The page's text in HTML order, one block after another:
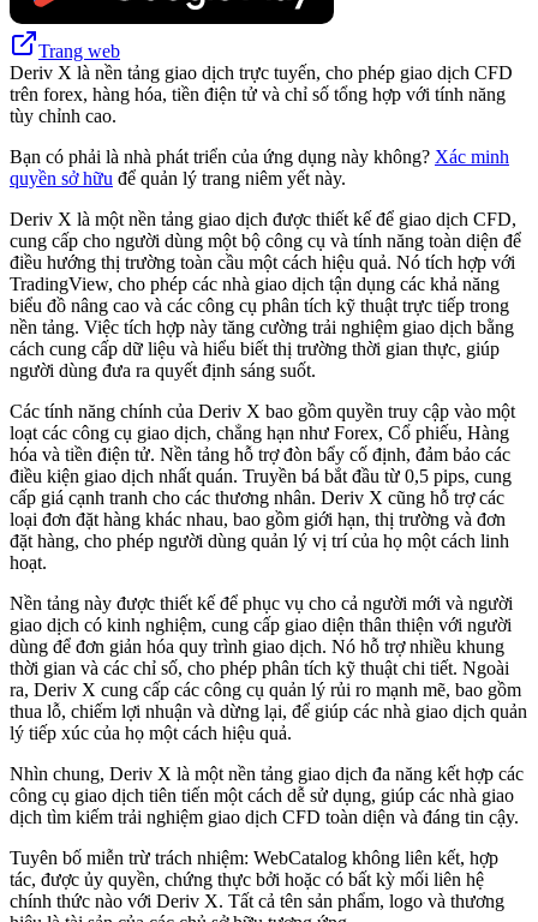
Trang web
Deriv X là nền tảng giao dịch trực tuyến, cho phép giao dịch CFD
trên forex, hàng hóa, tiền điện tử và chỉ số tổng hợp với tính năng
tùy chỉnh cao.
Bạn có phải là nhà phát triển của ứng dụng này không? Xác minh
quyền sở hữu để quản lý trang niêm yết này.
Deriv X là một nền tảng giao dịch được thiết kế để giao dịch CFD,
cung cấp cho người dùng một bộ công cụ và tính năng toàn diện để
điều hướng thị trường toàn cầu một cách hiệu quả. Nó tích hợp với
TradingView, cho phép các nhà giao dịch tận dụng các khả năng
biểu đồ nâng cao và các công cụ phân tích kỹ thuật trực tiếp trong
nền tảng. Việc tích hợp này tăng cường trải nghiệm giao dịch bằng
cách cung cấp dữ liệu và hiểu biết thị trường thời gian thực, giúp
người dùng đưa ra quyết định sáng suốt.
Các tính năng chính của Deriv X bao gồm quyền truy cập vào một
loạt các công cụ giao dịch, chẳng hạn như Forex, Cổ phiếu, Hàng
hóa và tiền điện tử. Nền tảng hỗ trợ đòn bẩy cố định, đảm bảo các
điều kiện giao dịch nhất quán. Truyền bá bắt đầu từ 0,5 pips, cung
cấp giá cạnh tranh cho các thương nhân. Deriv X cũng hỗ trợ các
loại đơn đặt hàng khác nhau, bao gồm giới hạn, thị trường và đơn
đặt hàng, cho phép người dùng quản lý vị trí của họ một cách linh
hoạt.
Nền tảng này được thiết kế để phục vụ cho cả người mới và người
giao dịch có kinh nghiệm, cung cấp giao diện thân thiện với người
dùng để đơn giản hóa quy trình giao dịch. Nó hỗ trợ nhiều khung
thời gian và các chỉ số, cho phép phân tích kỹ thuật chi tiết. Ngoài
ra, Deriv X cung cấp các công cụ quản lý rủi ro mạnh mẽ, bao gồm
thua lỗ, chiếm lợi nhuận và dừng lại, để giúp các nhà giao dịch quản
lý tiếp xúc của họ một cách hiệu quả.
Nhìn chung, Deriv X là một nền tảng giao dịch đa năng kết hợp các
công cụ giao dịch tiên tiến một cách dễ sử dụng, giúp các nhà giao
dịch tìm kiếm trải nghiệm giao dịch CFD toàn diện và đáng tin cậy.
Tuyên bố miễn trừ trách nhiệm: WebCatalog không liên kết, hợp
tác, được ủy quyền, chứng thực bởi hoặc có bất kỳ mối liên hệ
chính thức nào với Deriv X. Tất cả tên sản phẩm, logo và thương